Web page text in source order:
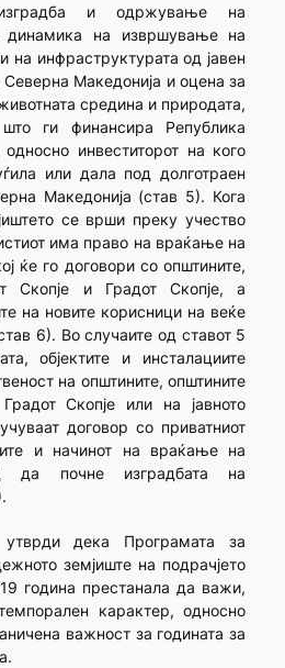
и одржување на
динамика на извршување на
на инфраструктурата од јавен
Македонија и оцена за
средина и природата,
ги финансира Република
инвеститорот на кого
или дала под долготраен
Македонија (став 5). Кога
се врши преку учество
има право на враќање на
ќе го договори со општините,
Скопје и Градот Скопје, а
на новите корисници на веќе
6). Во случаите од ставот 5
објектите и инсталациите
на општините, општините
Скопје или на јавното
договор со приватниот
и начинот на враќање на
да почне изградбата на
дека Програмата за
земјиште на подрачјето
година престанала да важи,
карактер, односно
важност за годината за